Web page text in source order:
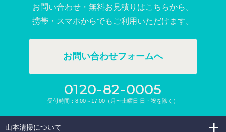
お問い合わせ・無料お⾒積りはこちらから。
携帯・スマホからでもご利⽤いただけます。
お問い合わせフォームへ
0120-82-0005
受付時間：8:00～17:00（月〜土曜日 日・祝を除く）
山本清掃について